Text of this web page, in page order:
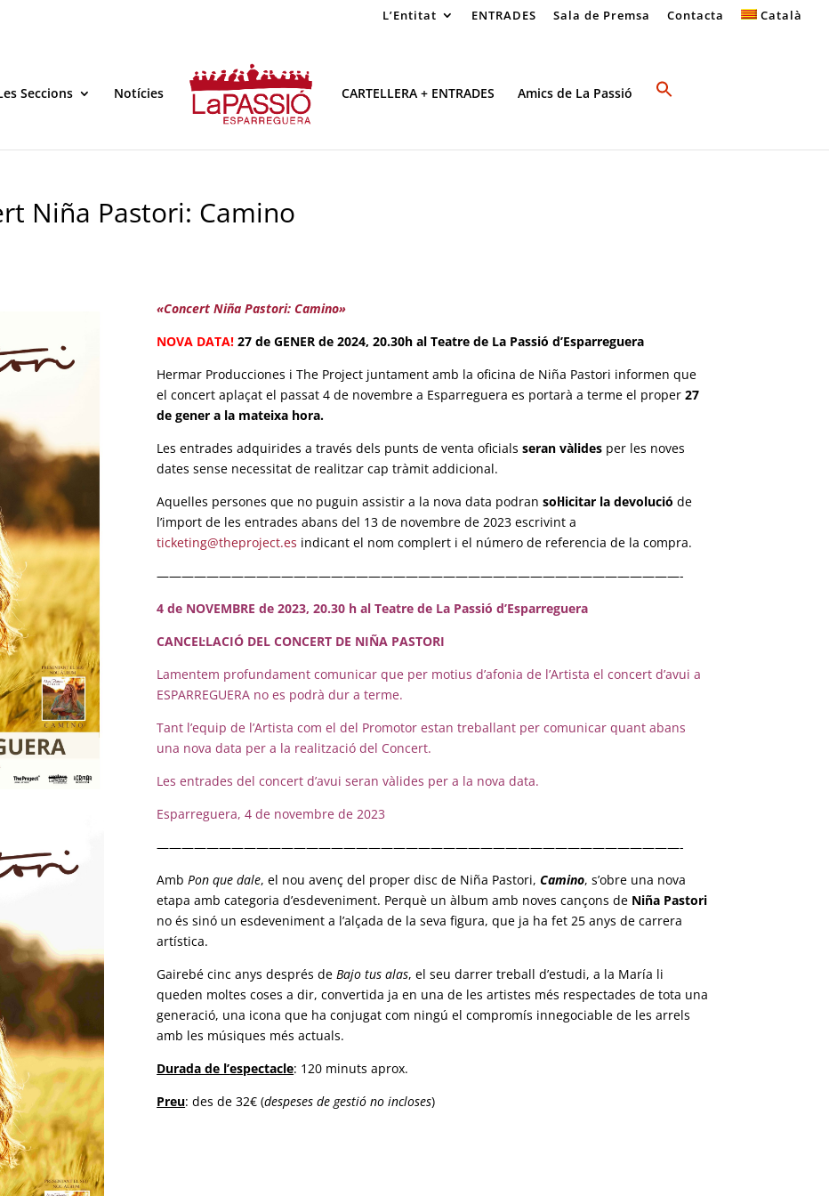
L’Entitat ENTRADES Sala de Premsa Contacta Català
Seccions Notícies CARTELLERA + ENTRADES Amics de La Passió
Niña Pastori: Camino
«Concert Niña Pastori: Camino»
NOVA DATA! 27 de GENER de 2024, 20.30h al Teatre de La Passió d’Esparreguera
Hermar Producciones i The Project juntament amb la oficina de Niña Pastori informen que
el concert aplaçat el passat 4 de novembre a Esparreguera es portarà a terme el proper 27
de gener a la mateixa hora.
Les entrades adquirides a través dels punts de venta oficialsseran vàlides per les noves
dates sense necessitat de realitzar cap tràmit addicional.
Aquelles persones que no puguin assistir a la nova data podransol·licitar la devolució de
l’import de les entrades abans del 13 de novembre de 2023 escrivint a
ticketing@theproject.es indicant el nom complert i el número de referencia de la compra.
——————————————————————————————————————————-
4 de NOVEMBRE de 2023, 20.30 h al Teatre de La Passió d’Esparreguera
CANCEL·LACIÓ DEL CONCERT DE NIÑA PASTORI
Lamentem profundament comunicar que per motius d’afonia de l’Artista el concert d’avui a
ESPARREGUERA no es podrà dur a terme.
Tant l’equip de l’Artista com el del Promotor estan treballant per comunicar quant abans
una nova data per a la realització del Concert.
Les entrades del concert d’avui seran vàlides per a la nova data.
Esparreguera, 4 de novembre de 2023
——————————————————————————————————————————-
Amb Pon que dale, el nou avenç del proper disc de Niña Pastori,Camino, s’obre una nova
etapa amb categoria d’esdeveniment. Perquè un àlbum amb noves cançons de Niña Pastori
no és sinó un esdeveniment a l’alçada de la seva figura, que ja ha fet 25 anys de carrera
artística.
Gairebé cinc anys després de Bajo tus alas, el seu darrer treball d’estudi, a la María li
queden moltes coses a dir, convertida ja en una de les artistes més respectades de tota una
generació, una icona que ha conjugat com ningú el compromís innegociable de les arrels
amb les músiques més actuals.
Durada de l’espectacle: 120 minuts aprox.
Preu: des de 32€ (despeses de gestió no incloses)